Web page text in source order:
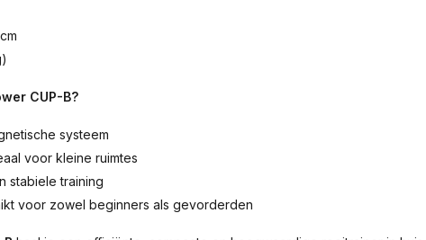
CUP-B?
systeem
voor kleine ruimtes
stabiele training
voor zowel beginners als gevorderden